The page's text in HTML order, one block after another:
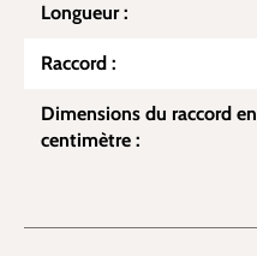
Longueur :
Raccord :
Dimensions du raccord en
centimètre :